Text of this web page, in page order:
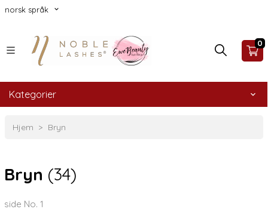
norsk språk
0
Kategorier
Hjem Bryn
Bryn (34)
side No. 1